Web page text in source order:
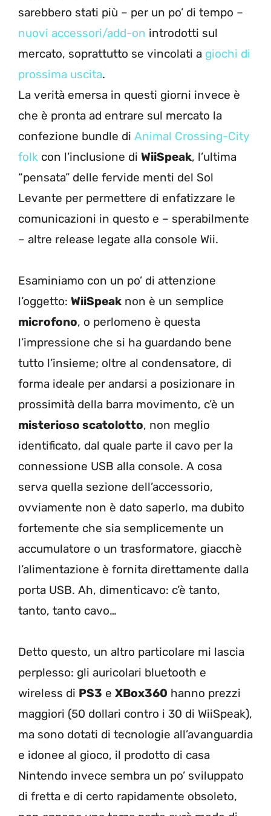
sarebbero stati più – per un po’ di tempo –
nuovi accessori/add-on introdotti sul
mercato, soprattutto se vincolati a giochi di
prossima uscita.
La verità emersa in questi giorni invece è
che è pronta ad entrare sul mercato la
confezione bundle di Animal Crossing-City
folk con l’inclusione di WiiSpeak, l’ultima
“pensata” delle fervide menti del Sol
Levante per permettere di enfatizzare le
comunicazioni in questo e – sperabilmente
– altre release legate alla console Wii.
Esaminiamo con un po’ di attenzione
l’oggetto: WiiSpeak non è un semplice
microfono, o perlomeno è questa
l’impressione che si ha guardando bene
tutto l’insieme; oltre al condensatore, di
forma ideale per andarsi a posizionare in
prossimità della barra movimento, c’è un
misterioso scatolotto, non meglio
identificato, dal quale parte il cavo per la
connessione USB alla console. A cosa
serva quella sezione dell’accessorio,
ovviamente non è dato saperlo, ma dubito
fortemente che sia semplicemente un
accumulatore o un trasformatore, giacchè
l’alimentazione è fornita direttamente dalla
porta USB. Ah, dimenticavo: c’è tanto,
tanto, tanto cavo…
Detto questo, un altro particolare mi lascia
perplesso: gli auricolari bluetooth e
wireless di PS3 e XBox360 hanno prezzi
maggiori (50 dollari contro i 30 di WiiSpeak),
ma sono dotati di tecnologie all’avanguardia
e idonee al gioco, il prodotto di casa
Nintendo invece sembra un po’ sviluppato
di fretta e di certo rapidamente obsoleto,